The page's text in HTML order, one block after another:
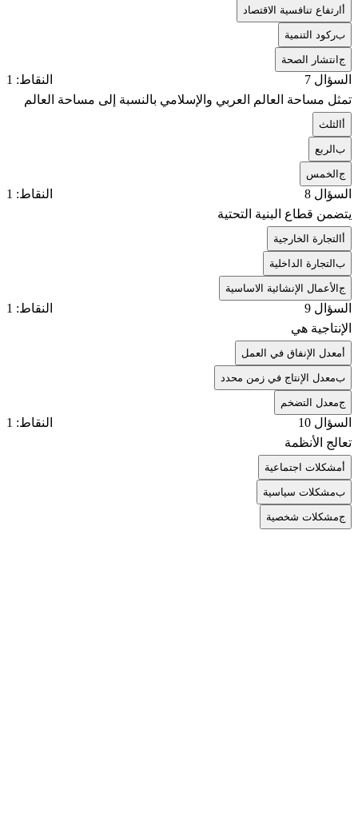
ارتفاع تنافسية الاقتصاد
بركود التنمية
جانتشار الصحة
السؤال 7
النقاط: 1
‏تمثل مساحة العالم العربي والإسلامي بالنسبة إلى مساحة العالم
الثلث
بالربع
جالخمس
السؤال 8
النقاط: 1
‏يتضمن قطاع البنية التحتية
‏التجارة الخارجية
ب‏التجارة الداخلية
ج‏الأعمال الإنشائية الاساسية
السؤال 9
النقاط: 1
‏الإنتاجية هي
معدل الإنفاق في العمل
بمعدل الإنتاج في زمن محدد
جمعدل التضخم
السؤال 10
النقاط: 1
‏تعالج الأنظمة
مشكلات اجتماعية
ب‏مشكلات سياسية
جمشكلات شخصية